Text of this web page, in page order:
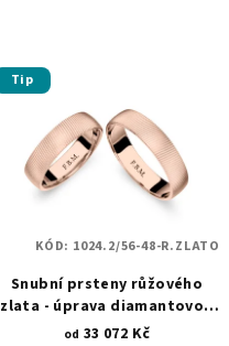
Tip
Snubní prsteny růžového
zlata - úprava diamantovou
hlavicí - zkosené proužky a
od 33 072 Kč
KÓD: 1024.2/56-48-R.ZLATO